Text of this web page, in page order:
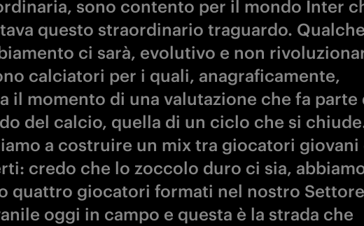
sono contento per il mondo Inter
questo straordinario traguardo. Qualche
ci sarà, evolutivo e non
calciatori per i quali, anagraficamente,
il momento di una valutazione che fa parte
del calcio, quella di un ciclo che si
a costruire un mix tra giocatori giovani
credo che lo zoccolo duro ci sia,
quattro giocatori formati nel nostro Settore
oggi in campo e questa è la strada che